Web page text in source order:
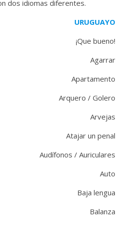
dos idiomas diferentes.
URUGUAYO
¡Que bueno!
Agarrar
Apartamento
Arquero / Golero
Arvejas
Atajar un penal
Audífonos / Auriculares
Auto
Baja lengua
Balanza